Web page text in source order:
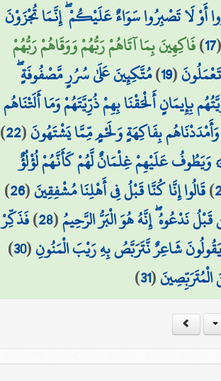
أَوْ لَا تَصْبِرُوا سَوَاءٌ عَلَيْكُمْ ۖ إِنَّمَا تُجْزَوْنَ
17
)فَاكِهِينَ بِمَا آتَاهُمْ رَبُّهُمْ وَوَقَاهُمْ رَبُّهُمْ
(
19
)مُتَّكِئِينَ عَلَىٰ سُرُرٍ مَّصْفُوفَةٍ ۖ
بِإِيمَانٍ أَلْحَقْنَا بِهِمْ ذُرِّيَّتَهُمْ وَمَا أَلَتْنَاهُم
وَأَمْدَدْنَاهُم بِفَاكِهَةٍ وَلَحْمٍ مِّمَّا يَشْتَهُونَ(
22
)
وَيَطُوفُ عَلَيْهِمْ غِلْمَانٌ لَّهُمْ كَأَنَّهُمْ لُؤْلُؤٌ
)قَالُوا إِنَّا كُنَّا قَبْلُ فِي أَهْلِنَا مُشْفِقِينَ(
26
)
قَبْلُ نَدْعُوهُ ۖ إِنَّهُ هُوَ الْبَرُّ الرَّحِيمُ(
28
)فَذَكِّرْ
شَاعِرٌ نَّتَرَبَّصُ بِهِ رَيْبَ الْمَنُونِ(
30
)
(
31
)